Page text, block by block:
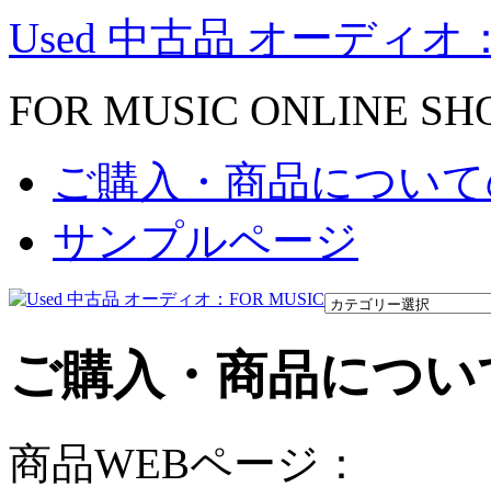
Used 中古品 オーディオ
FOR MUSIC ONLINE
ご購入・商品につい
サンプルページ
ご購入・商品につ
商品WEBページ：